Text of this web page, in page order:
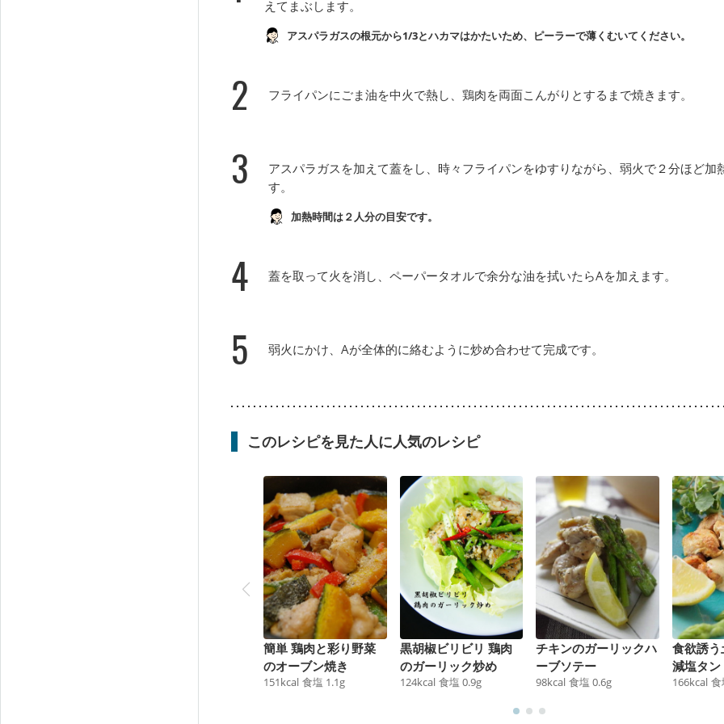
えてまぶします。
アスパラガスの根元から1/3とハカマはかたいため、ピーラーで薄くむいてください。
2 フライパンにごま油を中火で熱し、鶏肉を両面こんがりとするまで焼きます。
3
アスパラガスを加えて蓋をし、時々フライパンをゆすりながら、弱火で２分ほど加
す。
加熱時間は２人分の目安です。
4 蓋を取って火を消し、ペーパータオルで余分な油を拭いたらAを加えます。
5 弱火にかけ、Aが全体的に絡むように炒め合わせて完成です。
このレシピを見た人に人気のレシピ
簡単 鶏肉と彩り野菜
のオーブン焼き
151kcal 食塩 1.1g
黒胡椒ビリビリ 鶏肉
のガーリック炒め
124kcal 食塩 0.9g
チキンのガーリックハ
ーブソテー
98kcal 食塩 0.6g
食欲誘
減塩タ
166kcal 食